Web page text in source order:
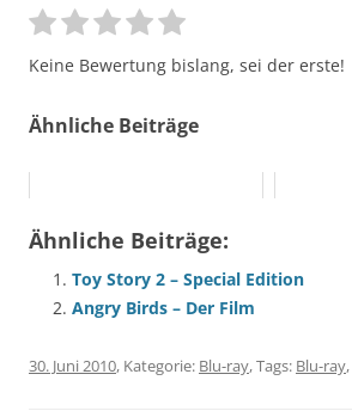
Keine Bewertung bislang, sei der erste!
Ähnliche Beiträge
Ähnliche Beiträge:
Toy Story 2 – Special Edition
Angry Birds – Der Film
30. Juni 2010, Kategorie: Blu-ray, Tags: Blu-ray,